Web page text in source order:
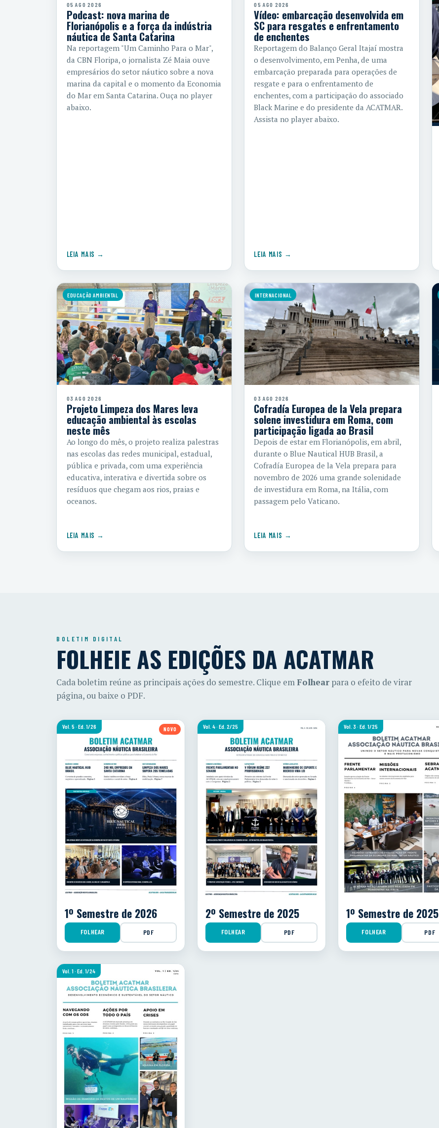
05 AGO 2026
Podcast: nova marina de
Florianópolis e a força da indústria
náutica de Santa Catarina
Na reportagem "Um Caminho Para o Mar",
da CBN Floripa, o jornalista Zé Maia ouve
empresários do setor náutico sobre a nova
marina da capital e o momento da Economia
do Mar em Santa Catarina. Ouça no player
abaixo.
LEIA MAIS →
05 AGO 2026
Vídeo: embarcação desenvolvida em
SC para resgates e enfrentamento
de enchentes
Reportagem do Balanço Geral Itajaí mostra
o desenvolvimento, em Penha, de uma
embarcação preparada para operações de
resgate e para o enfrentamento de
enchentes, com a participação do associado
Black Marine e do presidente da ACATMAR.
Assista no player abaixo.
LEIA MAIS →
EDUCAÇÃO AMBIENTAL
03 AGO 2026
Projeto Limpeza dos Mares leva
educação ambiental às escolas
neste mês
Ao longo do mês, o projeto realiza palestras
nas escolas das redes municipal, estadual,
pública e privada, com uma experiência
educativa, interativa e divertida sobre os
resíduos que chegam aos rios, praias e
oceanos.
LEIA MAIS →
INTERNACIONAL
03 AGO 2026
Cofradía Europea de la Vela prepara
solene investidura em Roma, com
participação ligada ao Brasil
Depois de estar em Florianópolis, em abril,
durante o Blue Nautical HUB Brasil, a
Cofradía Europea de la Vela prepara para
novembro de 2026 uma grande solenidade
de investidura em Roma, na Itália, com
passagem pelo Vaticano.
LEIA MAIS →
BOLETIM DIGITAL
FOLHEIE AS EDIÇÕES DA ACATMAR
Cada boletim reúne as principais ações do semestre. Clique emFolhear para o efeito de virar
página, ou baixe o PDF.
Vol. 5 · Ed. 1/26 NOVO
1º Semestre de 2026
FOLHEAR PDF
Vol. 4 · Ed. 2/25
2º Semestre de 2025
FOLHEAR PDF
Vol. 3 · Ed. 1/25
1º Semestre de 2025
FOLHEAR PDF
Vol. 1 · Ed. 1/24